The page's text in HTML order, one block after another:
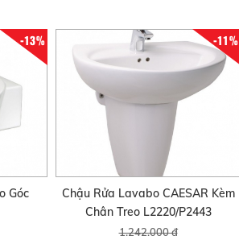
-13%
Góc
-11%
Chậu Rửa Lavabo CAESAR Kèm
Chân Treo L2220/P2443
1.242.000 đ